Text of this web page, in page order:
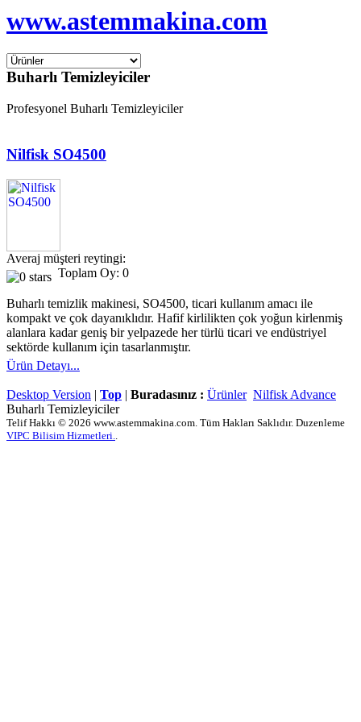
www.astemmakina.com
Buharlı Temizleyiciler
Profesyonel Buharlı Temizleyiciler
Nilfisk SO4500
Averaj müşteri reytingi:
Toplam Oy: 0
Buharlı temizlik makinesi, SO4500, ticari kullanım amacı ile
kompakt ve çok dayanıklıdır. Hafif kirlilikten çok yoğun kirlenmiş
alanlara kadar geniş bir yelpazede her türlü ticari ve endüstriyel
sektörde kullanım için tasarlanmıştır.
Ürün Detayı...
Desktop Version | Top | Buradasınız : Ürünler Nilfisk Advance
Buharlı Temizleyiciler
Telif Hakkı © 2026 www.astemmakina.com. Tüm Hakları Saklıdır. Duzenleme
VIPC Bilisim Hizmetleri.